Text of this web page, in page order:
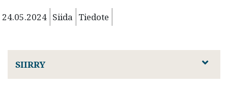
24.05.2024 Siida Tiedote
SIIRRY